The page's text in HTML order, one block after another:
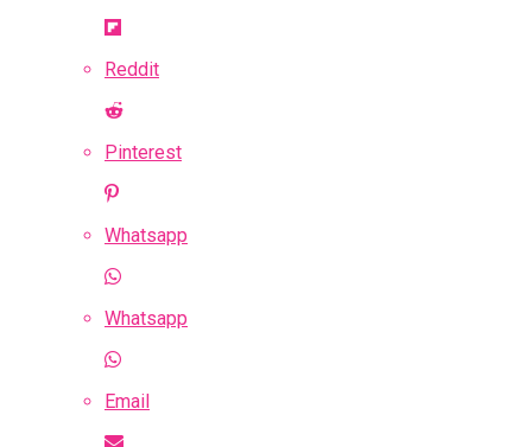
Reddit
Pinterest
Whatsapp
Whatsapp
Email